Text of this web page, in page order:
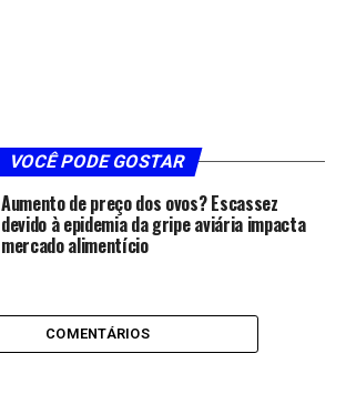
VOCÊ PODE GOSTAR
Aumento de preço dos ovos? Escassez
devido à epidemia da gripe aviária impacta
mercado alimentício
COMENTÁRIOS